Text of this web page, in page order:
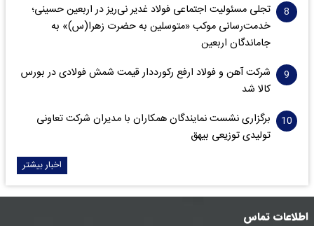
تجلی مسئولیت اجتماعی فولاد غدیر نی‌ریز در اربعین حسینی؛
خدمت‌رسانی موکب «متوسلین به حضرت زهرا(س)» به
جاماندگان اربعین
شرکت آهن و فولاد ارفع رکورددار قیمت شمش فولادی در بورس
کالا شد
برگزاری نشست نمایندگان همکاران با مدیران شرکت تعاونی
تولیدی توزیعی بیهق
اخبار بیشتر
اطلاعات تماس